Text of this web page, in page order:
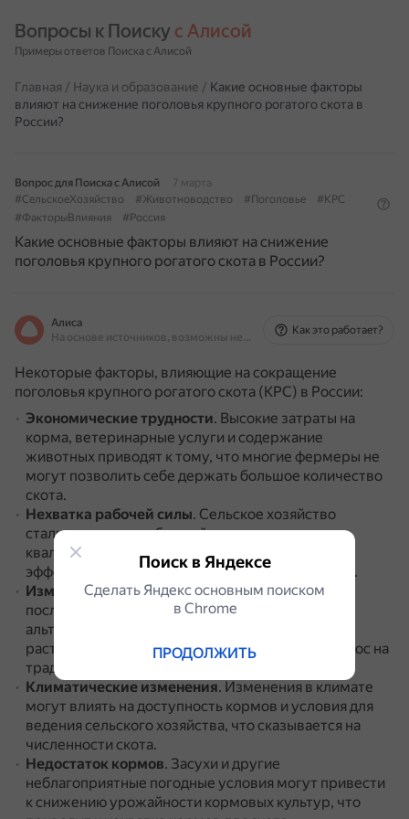
Вопросы к Поиску с Алисой
Примеры ответов Поиска с Алисой
Главная / Наука и образование / Какие основные факторы
влияют на снижение поголовья крупного рогатого скота в
России?
Вопрос для Поиска с Алисой
7 марта
#СельскоеХозяйство
#Животноводство #Поголовье
#КРС
#ФакторыВлияния
#Россия
Какие основные факторы влияют на снижение
поголовья крупного рогатого скота в России?
Алиса
На основе источников, возможны неточности
Как это работает?
Некоторые факторы, влияющие на сокращение
поголовья крупного рогатого скота (КРС) в России:
Экономические трудности. Высокие затраты на
корма, ветеринарные услуги и содержание
животных приводят к тому, что многие фермеры не
могут позволить себе держать большое количество
скота.
Нехватка рабочей силы. Сельское хозяйство
сталкивается с проблемой недостатка
квалифицированных кадров, что влияет на
эффективность работы и сокращение поголовья.
Изменение потребительских предпочтений
последние годы наблюдается рост интереса к
альтернативным источникам белка, таким как
растительные продукты, что может снизить спрос на
традиционное мясо.
Климатические изменения. Изменения в климате
могут влиять на доступность кормов и условия для
ведения сельского хозяйства, что сказывается на
численности скота.
Недостаток кормов. Засухи и другие
неблагоприятные погодные условия могут привести
к снижению урожайности кормовых культур, что
Поиск в Яндексе
Сделать Яндекс основным поиском
в Сhrome
ПРОДОЛЖИТЬ